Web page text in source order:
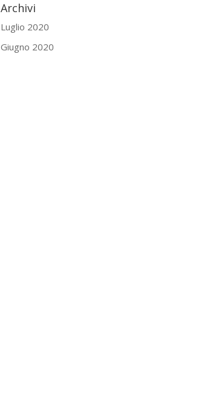
Archivi
Luglio 2020
Giugno 2020